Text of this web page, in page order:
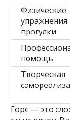
Физические
упражнения
прогулки
помощь
Творческая
Горе — это